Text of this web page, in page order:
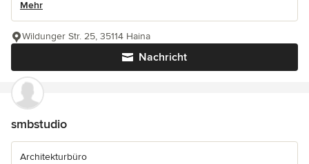
Mehr
Nachricht
Wildunger Str. 25, 35114 Haina
smbstudio
Architekturbüro